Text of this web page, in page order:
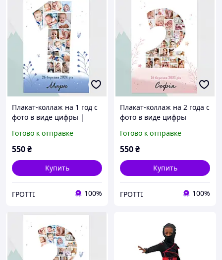
Плакат-коллаж на 1 год с
фото в виде цифры |
рождения ребенка А3
(30х42см)
Готово к отправке
550₴
Купить
ГРОТТІ 100%
Плакат-коллаж на 2 года с
фото в виде цифры
рождения ребенка А3
(30х42см)
Готово к отправке
550₴
Купить
ГРОТТІ 100%